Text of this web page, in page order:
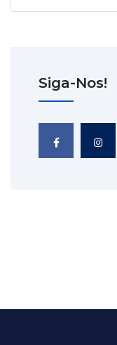
Siga-Nos!